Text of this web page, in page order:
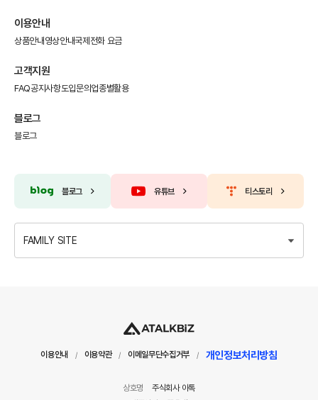
이용안내
상품안내 영상안내국제전화 요금
고객지원
FAQ공지사항도입문의 업종별활용
블로그
블로그
블로그 유튜브 티스토리
FAMILY SITE
이용안내 / 이용약관 / 이메일무단수집거부 / 개인정보처리방침
상호명
주식회사 아톡